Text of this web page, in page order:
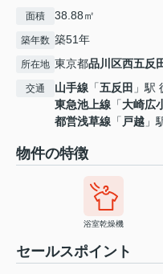
面積 38.88㎡
築年数 築51年
所在地 東京都品川区西五反
交通 山手線 「五反田 」駅
東急池上線 「大崎広
都営浅草線 「 戸越 」
物件の特徴
浴室乾燥機
セールスポイント